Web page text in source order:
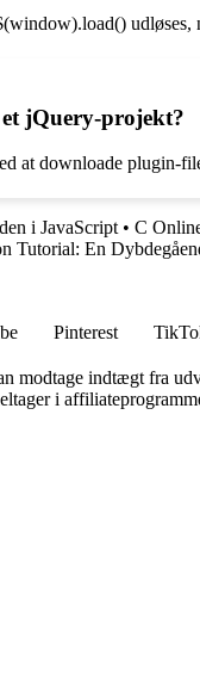
jQuery-projekt?
at downloade
i JavaScript • C
Tutorial: En
Pinterest
indtægt fra
i